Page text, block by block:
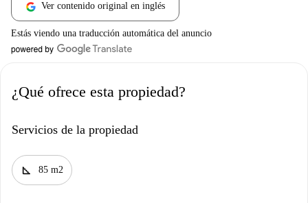
Ver contenido original en inglés
Estás viendo una traducción automática del anuncio
¿Qué ofrece esta propiedad?
Servicios de la propiedad
square_foot 85 m2